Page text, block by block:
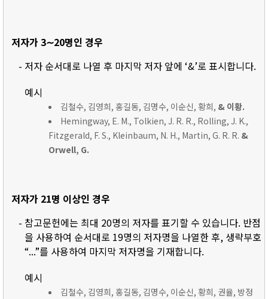
저자가 3∼20명인 경우
- 저자 순서대로 나열 후 마지막 저자 앞에 ‘&’로 표시합니다.
예시
김철수, 김영희, 홍길동, 김명수, 이순신, 황희, & 이황.
Hemingway, E. M., Tolkien, J. R. R., Rolling, J. K.,
Fitzgerald, F. S., Kleinbaum, N. H., Martin, G. R. R. &
Orwell, G.
저자가 21명 이상인 경우
- 참고문헌에는 최대 20명의 저자를 표기할 수 있습니다. 반점
을 사용하여 순서대로 19명의 저자명을 나열한 후, 생략부호
“...”를 사용하여 마지막 저자명을 기재합니다.
예시
김철수, 김영희, 홍길동, 김명수, 이순신, 황희, 권율, 방정